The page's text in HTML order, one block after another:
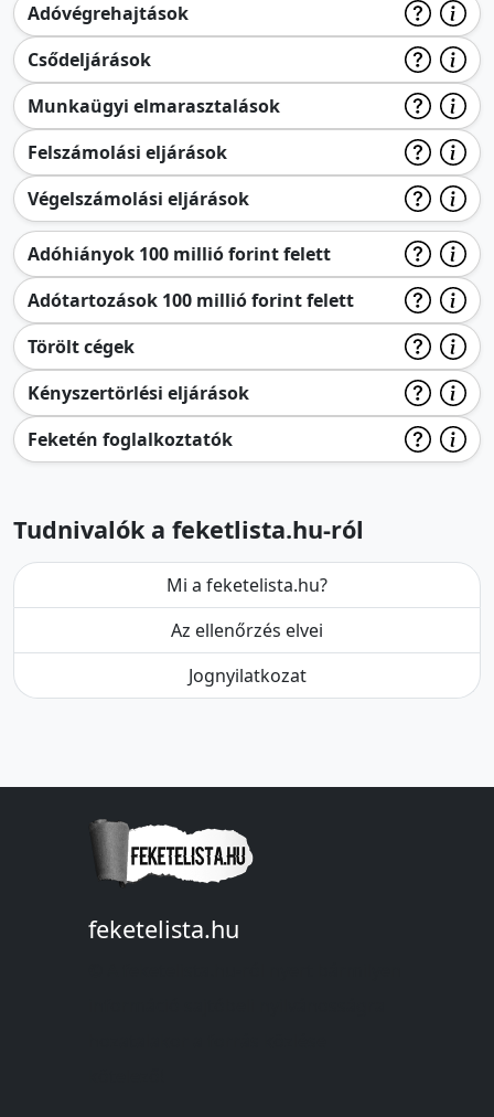
Adóvégrehajtások
Csődeljárások
Munkaügyi elmarasztalások
Felszámolási eljárások
Végelszámolási eljárások
Adóhiányok 100 millió forint felett
Adótartozások 100 millió forint felett
Törölt cégek
Kényszertörlési eljárások
Feketén foglalkoztatók
Tudnivalók a feketlista.hu-ról
Mi a feketelista.hu?
Az ellenőrzés elvei
Jognyilatkozat
feketelista.hu